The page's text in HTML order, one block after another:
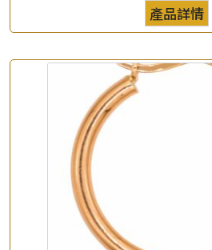
e-mail
*聯絡電話
查詢以下產品
產品詳情